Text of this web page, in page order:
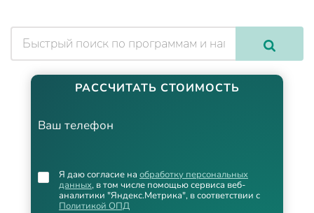
РАССЧИТАТЬ СТОИМОСТЬ
Ваш телефон
Я даю согласие на обработку персональных
данных, в том числе помощью сервиса веб-
аналитики "Яндекс.Метрика", в соответствии с
Политикой ОПД